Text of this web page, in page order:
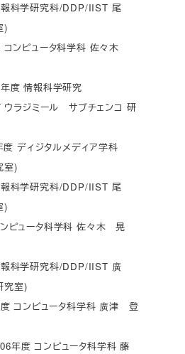
科学研究科/DDP/IIST 尾
)
ンピュータ科学科 佐々木
度 情報科学研究
ラジミール サブチェンコ 研
ディジタルメディア学科
室)
科学研究科/DDP/IIST 尾
)
ピュータ科学科 佐々木 晃
科学研究科/DDP/IIST 廣
室)
コンピュータ科学科 廣津 登
年度 コンピュータ科学科 藤